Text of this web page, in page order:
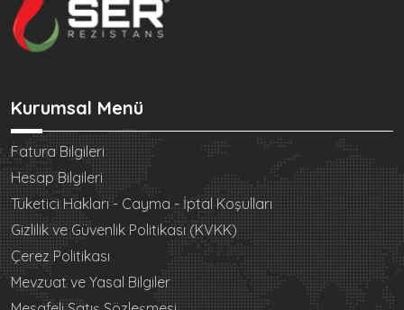
Kurumsal Menü
Fatura Bilgileri
Hesap Bilgileri
Tüketici Hakları - Cayma - İptal Koşulları
Gizlilik ve Güvenlik Politikası (KVKK)
Çerez Politikası
Mevzuat ve Yasal Bilgiler